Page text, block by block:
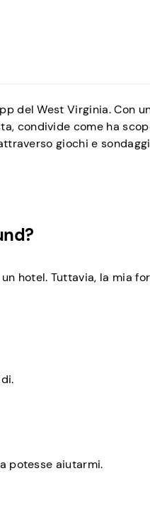
del West Virginia. Con
condivide come ha
giochi e
hotel. Tuttavia, la mia
potesse aiutarmi.